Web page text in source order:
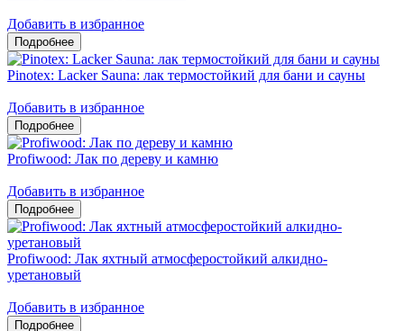
Добавить в избранное
Pinotex: Lacker Sauna: лак термостойкий для бани и сауны
Добавить в избранное
Profiwood: Лак по дереву и камню
Добавить в избранное
Profiwood: Лак яхтный атмосферостойкий алкидно-
уретановый
Добавить в избранное